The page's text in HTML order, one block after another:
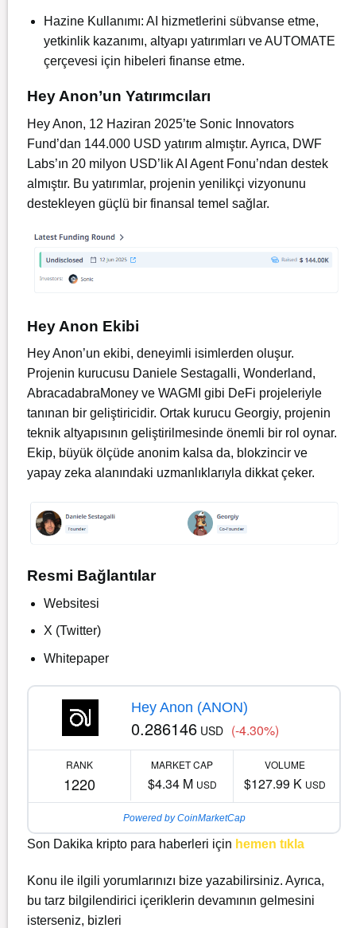
Hazine Kullanımı: AI hizmetlerini sübvanse etme,
yetkinlik kazanımı, altyapı yatırımları ve AUTOMATE
çerçevesi için hibeleri finanse etme.
Hey Anon’un Yatırımcıları
Hey Anon, 12 Haziran 2025’te Sonic Innovators
Fund’dan 144.000 USD yatırım almıştır. Ayrıca, DWF
Labs’ın 20 milyon USD’lik AI Agent Fonu’ndan destek
almıştır. Bu yatırımlar, projenin yenilikçi vizyonunu
destekleyen güçlü bir finansal temel sağlar.
Hey Anon Ekibi
Hey Anon’un ekibi, deneyimli isimlerden oluşur.
Projenin kurucusu Daniele Sestagalli, Wonderland,
AbracadabraMoney ve WAGMI gibi DeFi projeleriyle
tanınan bir geliştiricidir. Ortak kurucu Georgiy, projenin
teknik altyapısının geliştirilmesinde önemli bir rol oynar.
Ekip, büyük ölçüde anonim kalsa da, blokzincir ve
yapay zeka alanındaki uzmanlıklarıyla dikkat çeker.
Resmi Bağlantılar
Websitesi
X (Twitter)
Whitepaper
Hey Anon (ANON)
0.286146 USD (-4.30%)
RANK
1220
MARKET CAP
$4.34 M USD
VOLUME
$127.99 K USD
Powered by CoinMarketCap
Son Dakika kripto para haberleri için hemen tıkla
Konu ile ilgili yorumlarınızı bize yazabilirsiniz. Ayrıca,
bu tarz bilgilendirici içeriklerin devamının gelmesini
isterseniz, bizleri